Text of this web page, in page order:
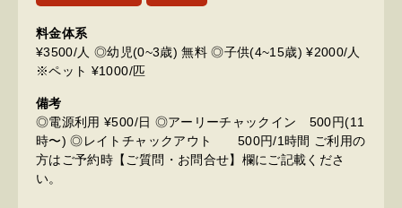
料金体系
¥3500/人 ◎幼児(0~3歳) 無料 ◎子供(4~15歳) ¥2000/人
※ペット ¥1000/匹
備考
◎電源利用 ¥500/日 ◎アーリーチャックイン 500円(11
時〜) ◎レイトチャックアウト 500円/1時間 ご利用の
方はご予約時【ご質問・お問合せ】欄にご記載くださ
い。